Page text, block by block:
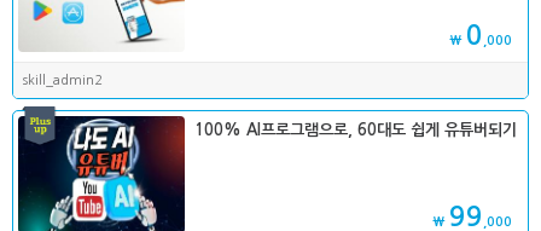
₩ 0 ,000
skill_admin2
100% AI프로그램으로, 60대도 쉽게 유튜버되기
₩ 99 ,000